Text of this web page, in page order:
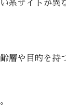
系サイトが異
層や目的を持